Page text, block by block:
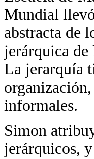
Mundial
abstracta de
jerárquica de
La jerarquía
informales.
Simon
jerárquicos,